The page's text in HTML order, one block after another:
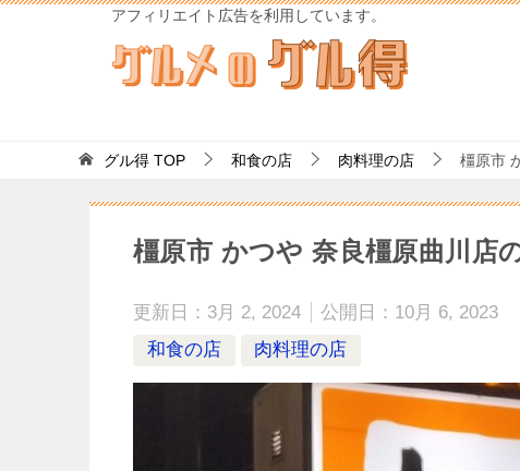
アフィリエイト広告を利用しています。
グル得 TOP 和食の店 肉料理の店 橿原市
橿原市 かつや 奈良橿原曲川店
更新日： 3月 2, 2024 公開日： 10月 6, 2023
和食の店
肉料理の店